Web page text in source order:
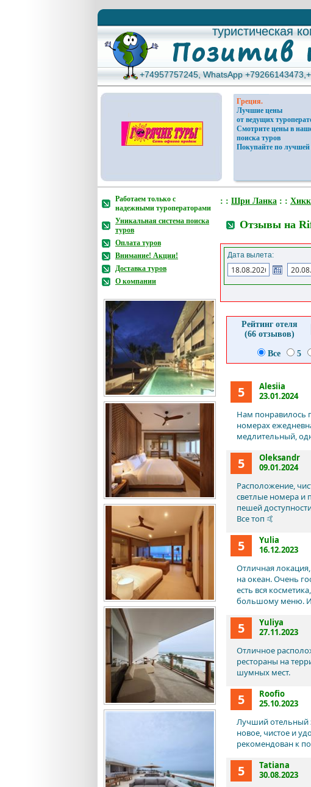
туристическая
туристическая
+74957757245, WhatsApp
+74957757245, WhatsApp
Греция.
Лучшие цены
от ведущих
Смотрите цены в
поиска туров
Покупайте по лучшей
Работаем только с
надежными туроператорами
Уникальная система поиска
туров
Оплата туров
Внимание! Акции!
Доставка туров
О компании
: : Шри Ланка : :
Отзывы на
Дата вылета:
Рейтинг отеля
(66 отзывов)
Все 5
5
Alesiia
23.01.2024
Нам понравилось
номерах
медлительный,
5
Oleksandr
09.01.2024
Расположение,
светлые номера и
пешей
Все топ 🤙
5
Yulia
16.12.2023
Отличная
на океан. Очень
есть вся
большому меню. И
5
Yuliya
27.11.2023
Отличное
рестораны на
шумных мест.
5
Roofio
25.10.2023
Лучший отельный
новое, чистое и
рекомендован к
5
Tatiana
30.08.2023